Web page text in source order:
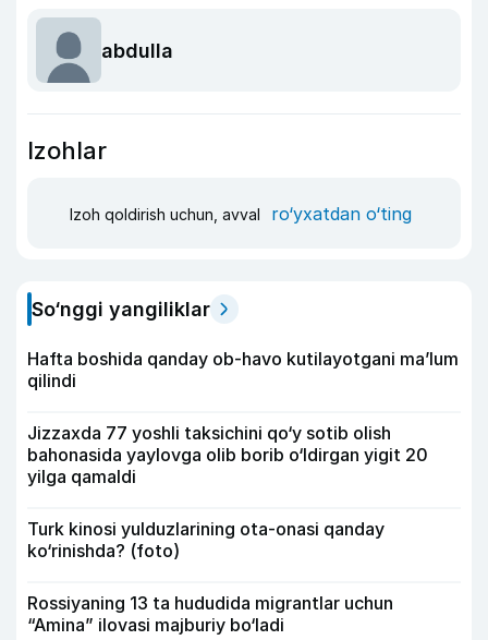
abdulla
Izohlar
Izoh qoldirish uchun, avval ro‘yxatdan o‘ting
So‘nggi yangiliklar
Hafta boshida qanday ob-havo kutilayotgani ma’lum
qilindi
Jizzaxda 77 yoshli taksichini qo‘y sotib olish
bahonasida yaylovga olib borib o‘ldirgan yigit 20
yilga qamaldi
Turk kinosi yulduzlarining ota-onasi qanday
ko‘rinishda? (foto)
Rossiyaning 13 ta hududida migrantlar uchun
“Amina” ilovasi majburiy bo‘ladi